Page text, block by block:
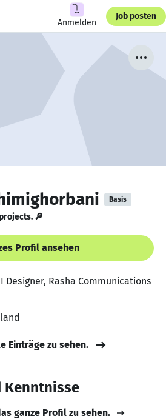
Anmelden
Job posten
Basis
🔎
Profil ansehen
Designer, Rasha Communications
Einträge zu sehen.
Kenntnisse
ganze Profil zu sehen.